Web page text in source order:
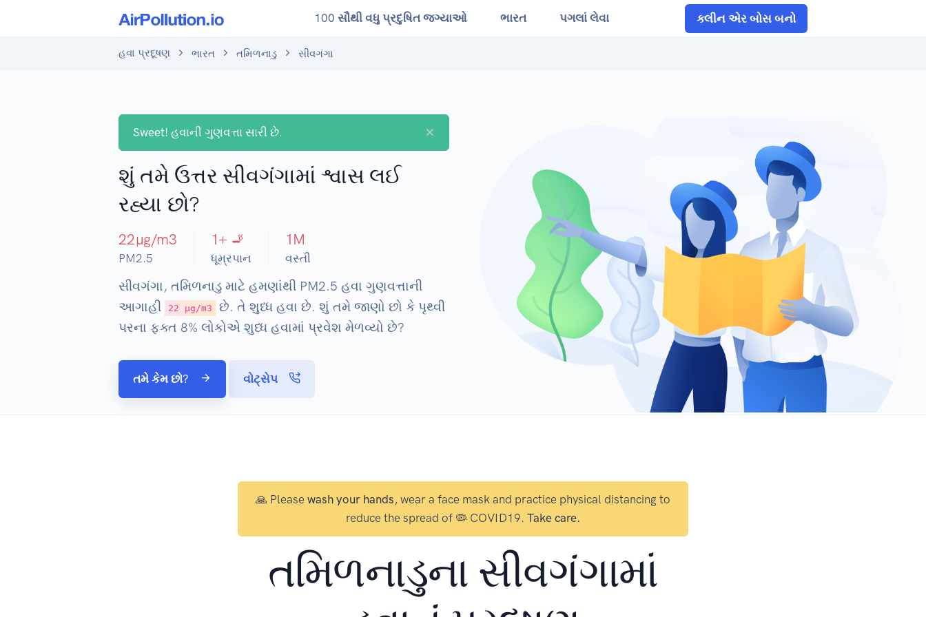
100 સૌથી વધુ પ્રદુષિત જગ્યાઓ ભારત પગલાં લેવા ક્લીન એર બોસ બનો
હવા પ્રદૂષણ ભારત તમિળનાડુ સીવગંગા
Sweet! હવાની ગુણવત્તા સારી છે. ×
શું તમે ઉત્તર સીવગંગામાં શ્વાસ લઈ
રહ્યા છો?
22µg/m3
PM2.5
1+ 🚬
ધૂમ્રપાન
1 M
વસ્તી
સીવગંગા, તમિળનાડુ માટે હમણાંથી PM2.5 હવા ગુણવત્તાની
આગાહી
22 µg/m3
છે. તે શુધ્ધ હવા છે. શું તમે જાણો છો કે પૃથ્વી
પરના ફક્ત 8% લોકોએ શુધ્ધ હવામાં પ્રવેશ મેળવ્યો છે?
તમે કેમ છો? વોટ્સેપ
🙏 Please wash your hands, wear a face mask and practice physical distancing to
reduce the spread of 🦠 COVID19. Take care.
તમિળનાડુના સીવગંગામાં